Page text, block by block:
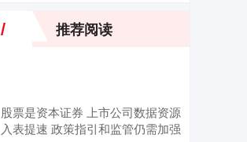
推荐阅读
股票是资本证券 上市公司数据资源
入表提速 政策指引和监管仍需加强